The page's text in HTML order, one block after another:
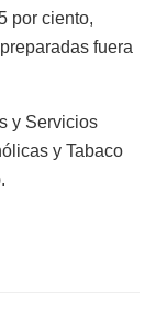
por ciento,
fuera
y Servicios
y Tabaco